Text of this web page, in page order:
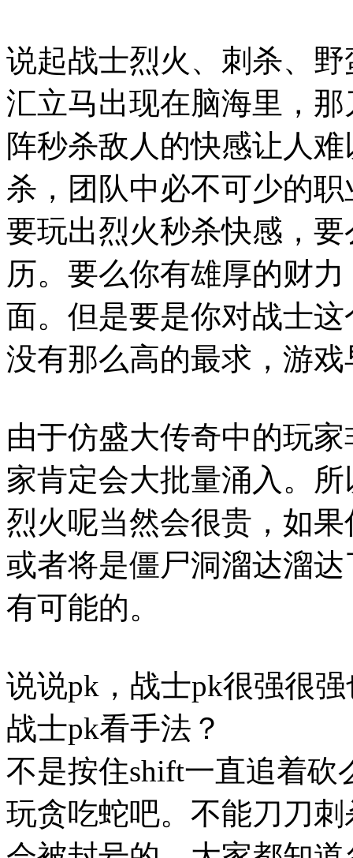
说起战士烈火、刺杀、
汇立马出现在脑海里，
阵秒杀敌人的快感让人
杀，团队中必不可少的
要玩出烈火秒杀快感，
历。要么你有雄厚的财
面。但是要是你对战士
没有那么高的最求，游
由于仿盛大传奇中的玩
家肯定会大批量涌入。
烈火呢当然会很贵，如
或者将是僵尸洞溜达溜
有可能的。
说说pk，战士pk很强很
战士pk看手法？
不是按住shift一直追着砍
玩贪吃蛇吧。不能刀刀